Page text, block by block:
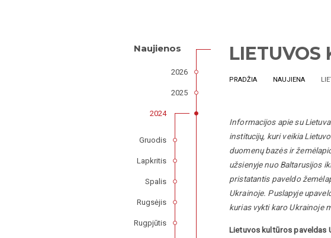
LIETUVOS
PRADŽIA NAUJIENA
Informacijos apie su
institucijų, kuri veikia
duomenų bazės ir
užsienyje nuo Baltarusijos
pristatantis paveldo
Ukrainoje. Puslapyje
kurias vykti karo Ukrainoje
Lietuvos kultūros paveldas
Naujienos
2026
2025
2024
Gruodis
Lapkritis
Spalis
Rugsėjis
Rugpjūtis